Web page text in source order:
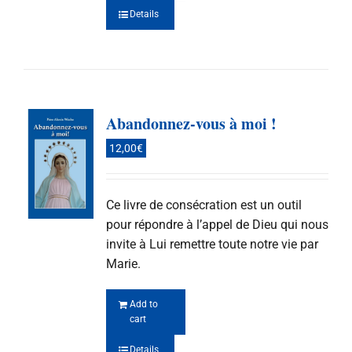
Details
Abandonnez-vous à moi !
12,00€
Ce livre de consécration est un outil
pour répondre à l’appel de Dieu qui nous
invite à Lui remettre toute notre vie par
Marie.
Add to
cart
Details